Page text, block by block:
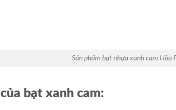
Sản phẩm bạt nhựa xanh cam Hòa
bạt xanh cam: